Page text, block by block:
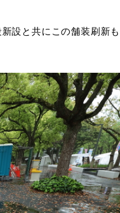
設と共にこの舗装刷新も